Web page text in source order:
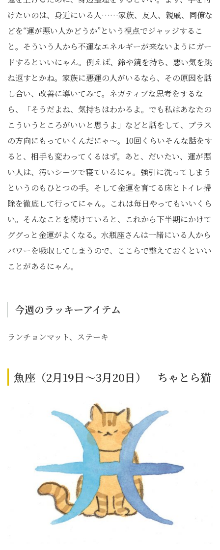
けたいのは、身近にいる人……家族、友人、親戚、同僚な
どを“運が悪い人かどうか”という視点でジャッジするこ
と。そういう人から不運なエネルギーが来ないようにガー
ドするといいにゃん。例えば、鈴や鏡を持ち、悪い気を跳
ね返すとかね。家族に悪運の人がいるなら、その原因を話
し合い、改善に導いてみて。ネガティブな思考をするな
ら、「そうだよね、気持ちはわかるよ。でも私はあなたの
こういうところがいいと思うよ」などと話をして、プラス
の方向にもっていくんだにゃ～。10回くらいそんな話をす
ると、相手も変わってくるはず。あと、だいたい、運が悪
い人は、汚いシーツで寝ているにゃ。強引に洗ってしまう
というのもひとつの手。そして金運を育てる床とトイレ掃
除を徹底して行ってにゃん。これは毎日やってもいいくら
い。そんなことを続けていると、これから下半期にかけて
ググっと金運がよくなる。水瓶座さんは一緒にいる人から
パワーを吸収してしまうので、ここらで整えておくといい
ことがあるにゃん。
今週のラッキーアイテム
ランチョンマット、ステーキ
魚座（2月19日～3月20日） ちゃとら猫